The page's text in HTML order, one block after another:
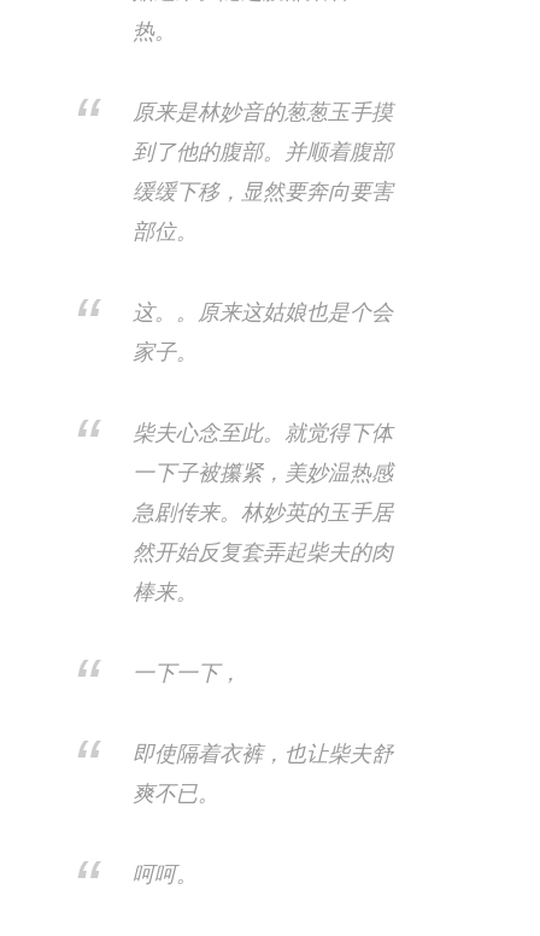
热。
原来是林妙音的葱葱玉手摸
到了他的腹部。并顺着腹部
缓缓下移，显然要奔向要害
部位。
这。。原来这姑娘也是个会
家子。
柴夫心念至此。就觉得下体
一下子被攥紧，美妙温热感
急剧传来。林妙英的玉手居
然开始反复套弄起柴夫的肉
棒来。
一下一下，
即使隔着衣裤，也让柴夫舒
爽不已。
呵呵。